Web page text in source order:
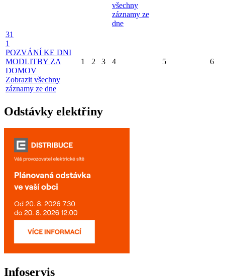
všechny
záznamy ze
dne
31
1
POZVÁNÍ KE DNI
MODLITBY ZA
DOMOV
Zobrazit všechny
záznamy ze dne
1 2 3 4 5 6
Odstávky elektřiny
Infoservis